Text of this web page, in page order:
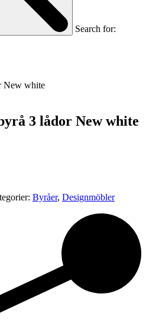
Search for:
New white
3 lådor New white
Byråer, Designmöbler